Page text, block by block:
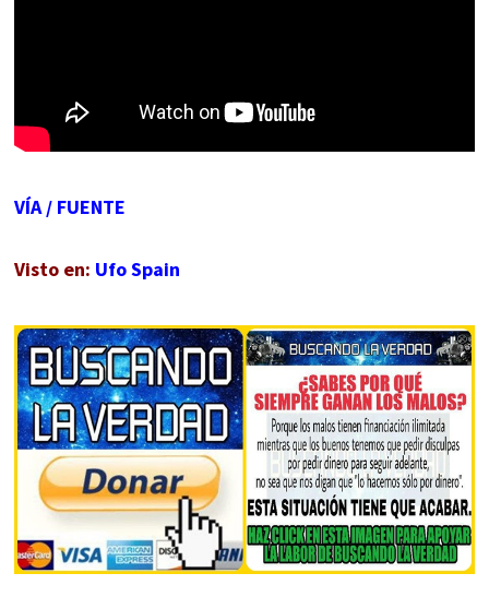
VÍA/ FUENTE
Visto en: Ufo Spain